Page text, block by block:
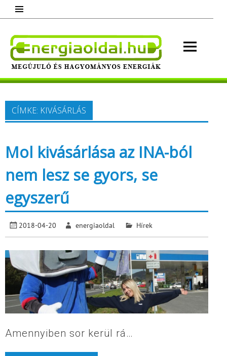
content
Megújuló és hagyományos energiák.
Minden, ami energia!
CÍMKE: KIVÁSÁRLÁS
Mol kivásárlása az INA-ból
nem lesz se gyors, se
egyszerű
2018-04-20 energiaoldal Hírek
Amennyiben sor kerül rá…